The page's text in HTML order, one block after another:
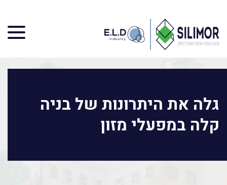
דף הבית »מאמרים מקצועיים
גלה את היתרונות של בניה קלה
במפעלי מזון
גלה את היתרונות של בניה
קלה במפעלי מזון